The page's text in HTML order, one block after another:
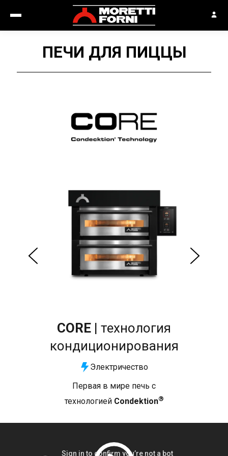
ПЕЧИ ДЛЯ ПИЦЦЫ
CORE | технология
кондиционирования
Электричество
Первая в мире печь с
технологией Condektion®